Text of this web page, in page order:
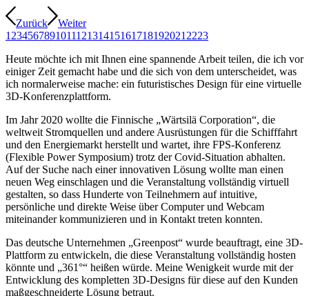
Zurück
Weiter
1234567891011121314151617181920212223
Heute möchte ich mit Ihnen eine spannende Arbeit teilen, die ich vor
einiger Zeit gemacht habe und die sich von dem unterscheidet, was
ich normalerweise mache: ein futuristisches Design für eine virtuelle
3D-Konferenzplattform.
Im Jahr 2020 wollte die Finnische „Wärtsilä Corporation“, die
weltweit Stromquellen und andere Ausrüstungen für die Schifffahrt
und den Energiemarkt herstellt und wartet, ihre FPS-Konferenz
(Flexible Power Symposium) trotz der Covid-Situation abhalten.
Auf der Suche nach einer innovativen Lösung wollte man einen
neuen Weg einschlagen und die Veranstaltung vollständig virtuell
gestalten, so dass Hunderte von Teilnehmern auf intuitive,
persönliche und direkte Weise über Computer und Webcam
miteinander kommunizieren und in Kontakt treten konnten.
Das deutsche Unternehmen „Greenpost“ wurde beauftragt, eine 3D-
Plattform zu entwickeln, die diese Veranstaltung vollständig hosten
könnte und „361°“ heißen würde. Meine Wenigkeit wurde mit der
Entwicklung des kompletten 3D-Designs für diese auf den Kunden
maßgeschneiderte Lösung betraut.